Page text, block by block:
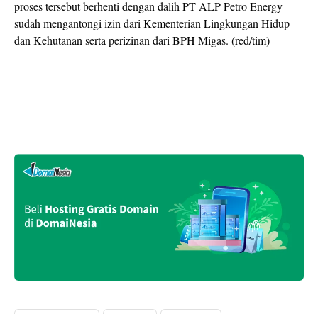
proses tersebut berhenti dengan dalih PT ALP Petro Energy
sudah mengantongi izin dari Kementerian Lingkungan Hidup
dan Kehutanan serta perizinan dari BPH Migas. (red/tim)